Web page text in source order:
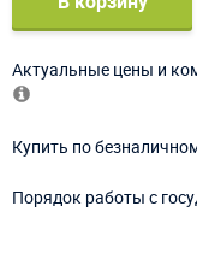
Актуальные цены и
Купить по
Порядок работы с